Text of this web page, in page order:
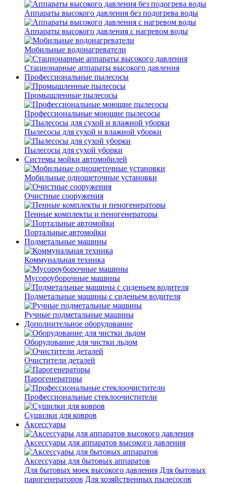
Аппараты высокого давления без подогрева воды
Аппараты высокого давления с нагревом воды
Мобильные водонагреватели
Стационарные аппараты высокого давления
Профессиональные пылесосы
Промышленные пылесосы
Профессиональные моющие пылесосы
Пылесосы для сухой и влажной уборки
Пылесосы для сухой уборки
Системы мойки автомобилей
Мобильные однощеточные установки
Очистные сооружения
Пенные комплекты и пеногенераторы
Портальные автомойки
Подметальные машины
Коммунальная техника
Мусороуборочные машины
Подметальные машины с сиденьем водителя
Ручные подметальные машины
Дополнительное оборудование
Оборудование для чистки льдом
Очистители деталей
Парогенераторы
Профессиональные стеклоочистители
Сушилки для ковров
Аксессуары
Аксессуары для аппаратов высокого давления
Аксессуары для бытовых аппаратов
Для бытовых моек высокого давления Для бытовых
парогенераторов Для хозяйственных пылесосов